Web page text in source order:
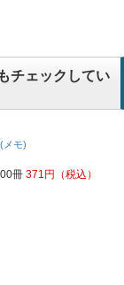
チェックしてい
メモ)
冊 371 円 （税込）